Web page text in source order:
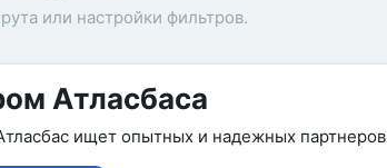
или настройки фильтров.
Атласбаса
ищет опытных и надежных партнеров